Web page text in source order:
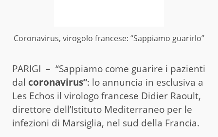
Coronavirus, virogolo francese: “Sappiamo guarirlo”
PARIGI – “Sappiamo come guarire i pazienti
dal coronavirus”: lo annuncia in esclusiva a
Les Echos il virologo francese Didier Raoult,
direttore dell’Istituto Mediterraneo per le
infezioni di Marsiglia, nel sud della Francia.